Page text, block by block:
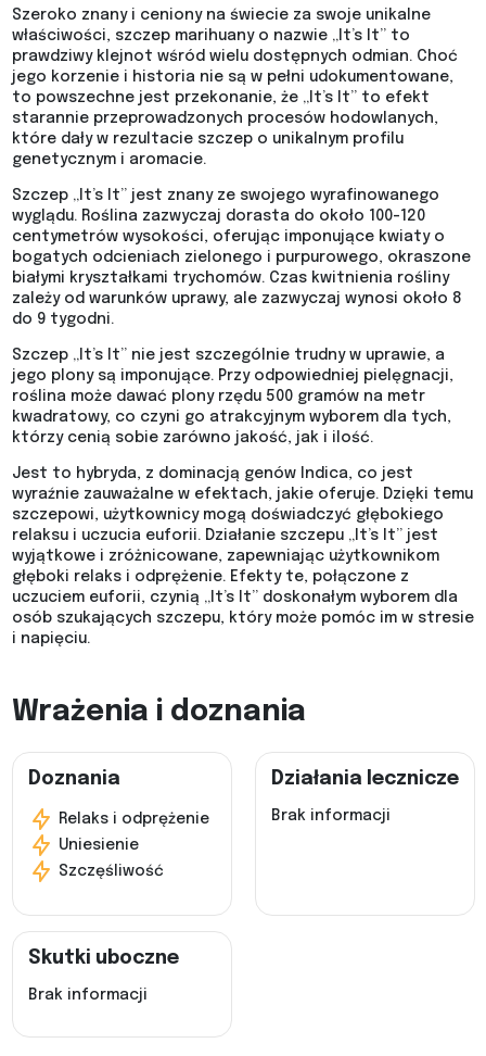
Szeroko znany i ceniony na świecie za swoje unikalne
właściwości, szczep marihuany o nazwie „It’s It” to
prawdziwy klejnot wśród wielu dostępnych odmian. Choć
jego korzenie i historia nie są w pełni udokumentowane,
to powszechne jest przekonanie, że „It’s It” to efekt
starannie przeprowadzonych procesów hodowlanych,
które dały w rezultacie szczep o unikalnym profilu
genetycznym i aromacie.
Szczep „It’s It” jest znany ze swojego wyrafinowanego
wyglądu. Roślina zazwyczaj dorasta do około 100-120
centymetrów wysokości, oferując imponujące kwiaty o
bogatych odcieniach zielonego i purpurowego, okraszone
białymi kryształkami trychomów. Czas kwitnienia rośliny
zależy od warunków uprawy, ale zazwyczaj wynosi około 8
do 9 tygodni.
Szczep „It’s It” nie jest szczególnie trudny w uprawie, a
jego plony są imponujące. Przy odpowiedniej pielęgnacji,
roślina może dawać plony rzędu 500 gramów na metr
kwadratowy, co czyni go atrakcyjnym wyborem dla tych,
którzy cenią sobie zarówno jakość, jak i ilość.
Jest to hybryda, z dominacją genów Indica, co jest
wyraźnie zauważalne w efektach, jakie oferuje. Dzięki temu
szczepowi, użytkownicy mogą doświadczyć głębokiego
relaksu i uczucia euforii. Działanie szczepu „It’s It” jest
wyjątkowe i zróżnicowane, zapewniając użytkownikom
głęboki relaks i odprężenie. Efekty te, połączone z
uczuciem euforii, czynią „It’s It” doskonałym wyborem dla
osób szukających szczepu, który może pomóc im w stresie
i napięciu.
Wrażenia i doznania
Doznania
Relaks i odprężenie
Uniesienie
Szczęśliwość
Działania lecznicze
Brak informacji
Skutki uboczne
Brak informacji